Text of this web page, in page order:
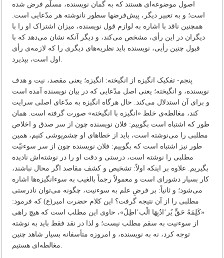
اصول‌ موضوعه‌ای‌ هستند که‌ به‌ گمان‌ نویسنده‌، مسلّم‌ فرض‌ شده‌
است‌؛ و به‌ تعبیر دیگر، پیش‌فرضها سطور نانوشته‌ هر مدّعایی‌ است‌.
همچنین‌ ناقد با اشاره‌ به‌ لوازم‌ قول‌ نویسنده‌، میزان‌ اشتراک‌ او را با
دیگران‌ در این‌ رأی‌، مشخص‌ می‌کند، و دیگر آنکه‌ نشان‌ می‌دهد که‌ با
قبول‌ چنین‌ رأیی‌، نویسنده‌ باید نظریه‌های‌ دیگری‌ را که‌ لازمه‌ی‌ رأی‌
اول‌ است‌، بپذیرد.
پنجم‌- تفکیک‌ انگیزه‌ از انگیخته‌: انگیزه‌؛ یعنی‌ مقصد، نیت‌ و هدف‌
نویسنده‌، و انگیخته‌؛ یعنی‌ اصل‌ مدّعایی‌ که‌ در بیان‌ نویسنده‌ آمده‌ است‌
و برای‌ آن‌ استدلال‌ می‌کند. حال‌ هرگاه‌ انگیزه‌ به‌ مدّعای‌ اصلی‌ سرایت‌
کند، مغالطه‌ی‌ خلط‌ «انگیزه‌ با انگیخته‌» صورت‌ گرفته‌ است‌. همان‌
طور که‌ اشتباه‌ است‌ بگوییم‌: فلان‌ نویسنده‌ چون‌ از سر صدق‌ و اخلاص‌
مطلبی‌ را می‌نوشته‌ است‌، باید از خطاهای‌ او چشم‌پوشی‌ کنیم‌، همین‌
طور نیز اشتباه‌ است‌ که‌ بگوییم‌: فلان‌ نویسنده‌ چون‌ از سر سوءنیّت‌
مطلبی‌ را نوشته‌ است‌، درستی‌ و دقت‌ او را در نوشته‌اش‌ نادیده‌
بگیریم‌. علاوه‌ بر اینکه‌ اولاً: تشخیص‌ و کشف‌ مقاصد اگر محال‌ نباشند،
کار بسیار دشورای‌ است‌ و معمولاً رجماً بالغیب‌ به‌ سوءانگیزه‌ها اشاره‌
می‌شود؛ و ثانیاً: بر فرضِ علم‌ به‌ سوءنیت‌، چگونه‌ می‌توان‌ نادرستی‌
مطلبی‌ را از آن‌ نتیجه‌ گرفت‌؟ این‌ کلام‌ حضرت‌ امیر(ع‌) که‌ فرمود:
«کَلِمَهُ حَقٍّ یُر’ادُبِهَا الْب’اطِلُ»، حاوی‌ این‌ مطلب‌ است‌ که‌ هیچ‌ راهی‌
از سوءنیت‌ به‌ سقم‌ مطلب‌ نیست‌؛ و لذا در نقد فقط‌ باید به‌ نوشته‌
توجه‌ کرد، نه‌ به‌ نویسنده‌، و امروزه‌ متأسفانه‌ بسیار شاهد چنین‌
مغالطه‌ای‌ هستیم‌.